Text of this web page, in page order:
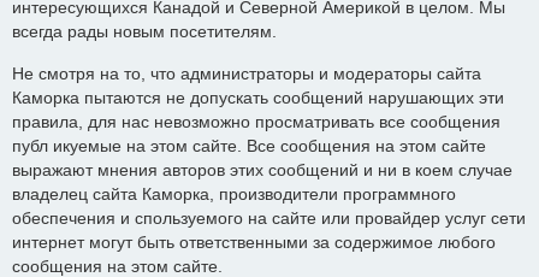
интересующихся Канадой и Северной Америкой в целом. Мы
всегда рады новым посетителям.
Не смотря на то, что администраторы и модераторы сайта
Каморка пытаются не допускать сообщений нарушающих эти
правила, для нас невозможно просматривать все сообщения
публ икуемые на этом сайте. Все сообщения на этом сайте
выражают мнения авторов этих сообщений и ни в коем случае
владелец сайта Каморка, производители программного
обеспечения и спользуемого на сайте или провайдер услуг сети
интернет могут быть ответственными за содержимое любого
сообщения на этом сайте.